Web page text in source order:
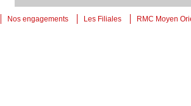
Nos engagements Les Filiales RMC Moyen